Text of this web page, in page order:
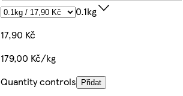
0.1kg
17,90 Kč
179,00 Kč/kg
Quantity controls
Přidat